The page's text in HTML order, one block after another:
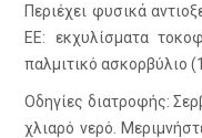
Περιέχει φυσικά
ΕΕ: εκχυλίσματα
παλμιτικό ασκορβύλιο
Οδηγίες διατροφής:
χλιαρό νερό.